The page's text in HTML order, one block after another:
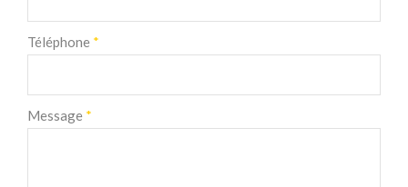
Téléphone *
Message *